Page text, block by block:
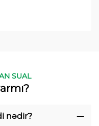
SUAL
nədir?